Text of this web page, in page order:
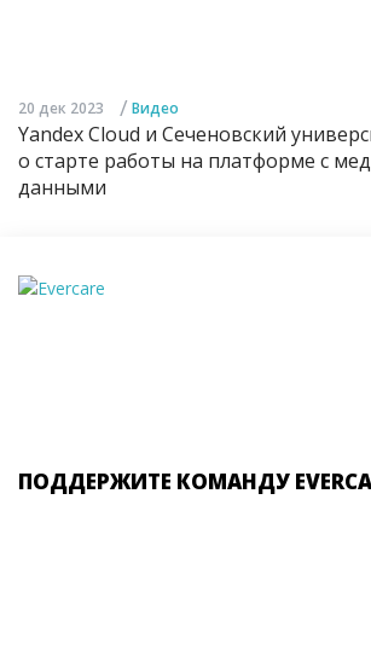
20 дек 2023 / Видео
Yandex Cloud и Сеченовский
о старте работы на платформе с
данными
ПОДДЕРЖИТЕ КОМАНДУ